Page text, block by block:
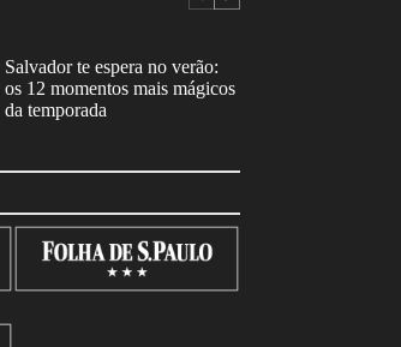
Salvador te espera no verão:
os 12 momentos mais mágicos
da temporada